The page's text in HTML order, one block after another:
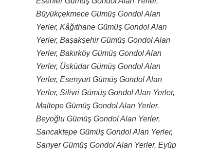
Büyükçekmece Gümüş Gondol Alan
Yerler, Kâğıthane Gümüş Gondol Alan
Yerler, Başakşehir Gümüş Gondol Alan
Yerler, Bakırköy Gümüş Gondol Alan
Yerler, Üsküdar Gümüş Gondol Alan
Yerler, Esenyurt Gümüş Gondol Alan
Yerler, Silivri Gümüş Gondol Alan Yerler,
Maltepe Gümüş Gondol Alan Yerler,
Beyoğlu Gümüş Gondol Alan Yerler,
Sancaktepe Gümüş Gondol Alan Yerler,
Sarıyer Gümüş Gondol Alan Yerler, Eyüp